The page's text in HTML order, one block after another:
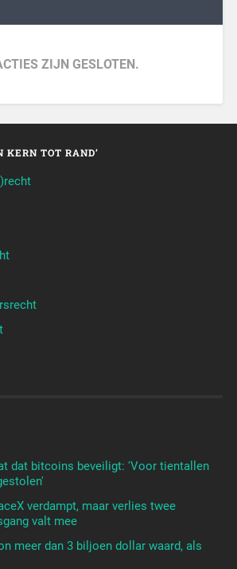
ZIJN GESLOTEN.
KERN TOT RAND’
dat bitcoins beveiligt: 'Voor tientallen
verdampt, maar verlies twee
valt mee
meer dan 3 biljoen dollar waard, als